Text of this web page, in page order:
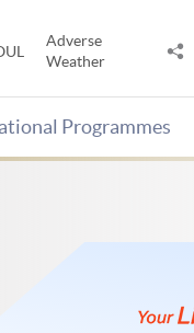
Adverse
Weather
Programmes